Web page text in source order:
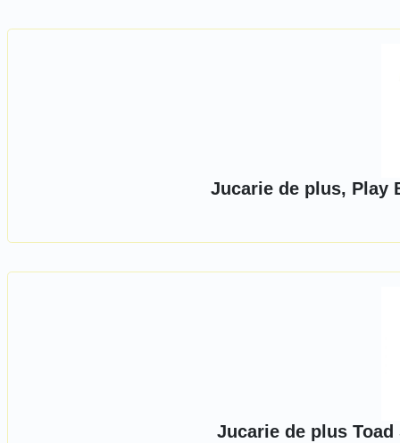
Jucarie de plus, Play
Jucarie de plus